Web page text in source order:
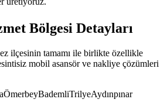
Bölgesi Detayları
ilçesinin tamamı ile birlikte özellikle
mobil asansör ve nakliye çözümleri
ÖmerbeyBademliTrilyeAydınpınar